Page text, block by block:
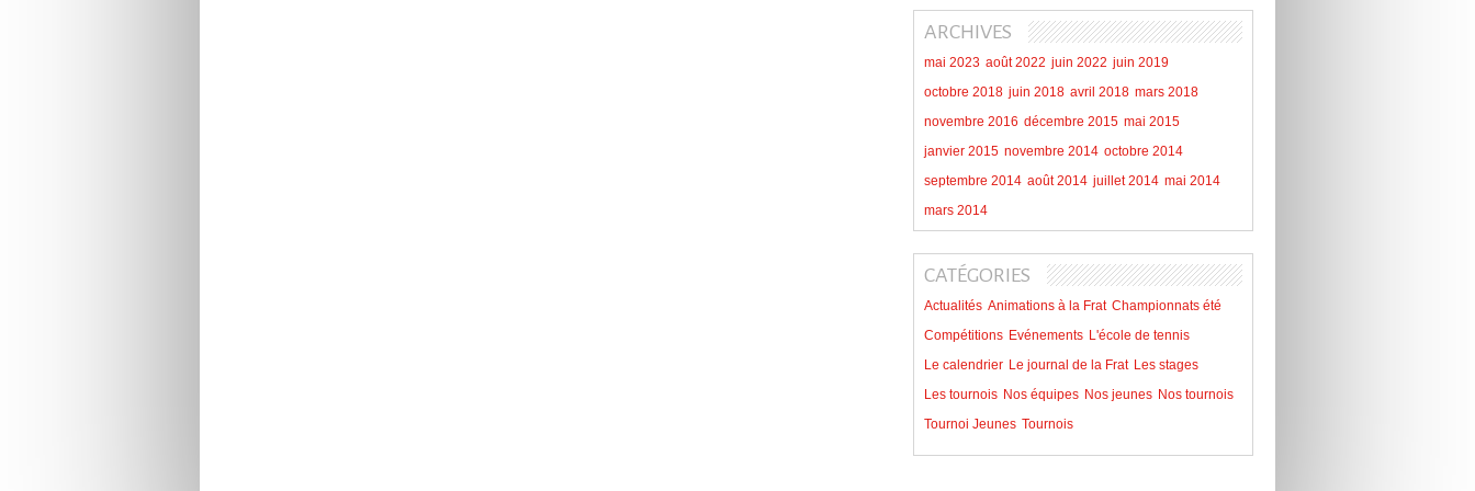
ARCHIVES
mai 2023 août 2022 juin 2022 juin 2019
octobre 2018 juin 2018 avril 2018 mars 2018
novembre 2016 décembre 2015 mai 2015
janvier 2015 novembre 2014 octobre 2014
septembre 2014 août 2014 juillet 2014 mai 2014
mars 2014
CATÉGORIES
Actualités Animations à la Frat Championnats été
Compétitions Evénements L'école de tennis
Le calendrier Le journal de la Frat Les stages
Les tournois Nos équipes Nos jeunes Nos tournois
Tournoi Jeunes Tournois